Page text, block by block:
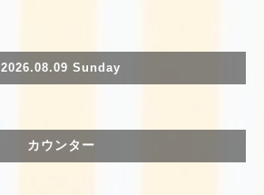
2026.08.09 Sunday
カウンター